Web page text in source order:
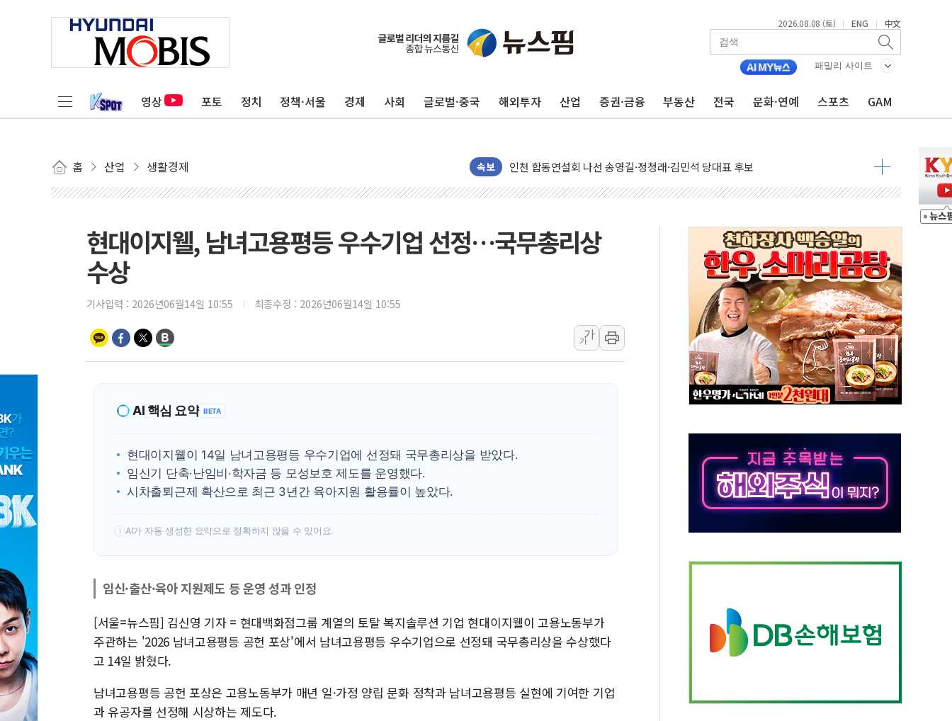
2026.08.08 (토) | ENG | 中文
패밀리 사이트
영상 포토 정치 정책·서울 경제 사회 글로벌·중국 해외투자 산업 증권·금융 부동산 전국 문화·연예 스포츠 GAM
홈 산업 생활경제 속보
울진·영덕 '호우특보'-포항 '산사태 주의보'...경북도, 호우 피해·통제구간 없어
인천 합동연설회 나선 송영길·정청래·김민석 당대표 후보
김민석, 2주차 제주·인천 경선서 정청래에 승리...47.75% vs 42.08%
[속보] 민주, 제주·인천 경선 결과 발표...김민석 47.75% 정청래 42.08%
[속보] 민주, 인천 경선 결과 발표...김민석 45.09% 정청래 43.27% 송영길 11.63%
[속보] 민주, 제주 경선 결과 발표...김민석 52.64% 정청래 39.89% 송영길 7.47%
美, 이란전 출구전략 만지작…공습 한계·탄약 부족 현실화
강릉·동해·삼척 시간당 최대 50㎜ 폭우…강원 동해안 강한 비 이어져
폐기물 수거하다 참변…60대 환경미화원 수거차에 치여 사망
서울 중랑구 주택가서 흉기 난동…60대 남성 2명 숨져
李대통령 "결혼 때문에 손해 보는 일 없게"…'결혼 페널티' 22개 과제 손본다
인천 선재도 갯벌서 해루질 중 실종 60대 나흘만에 숨진 채 발견
인천서 말다툼 중 어머니 흉기 살해 10대 아들 체포
'화합' 꺼낸 김민석에 '뻔뻔' 받아친 정청래…제주 연설서 신경전 고조
현대이지웰, 남녀고용평등 우수기업 선정…국무총리상
수상
기사입력 : 2026년06월14일 10:55 최종수정 : 2026년06월14일 10:55
가
가
AI 핵심 요약 BETA
현대이지웰이 14일 남녀고용평등 우수기업에 선정돼 국무총리상을 받았다.
임신기 단축·난임비·학자금 등 모성보호 제도를 운영했다.
시차출퇴근제 확산으로 최근 3년간 육아지원 활용률이 높았다.
! AI가 자동 생성한 요약으로 정확하지 않을 수 있어요.
임신·출산·육아 지원제도 등 운영 성과 인정
[서울=뉴스핌] 김신영 기자 = 현대백화점그룹 계열의 토탈 복지솔루션 기업 현대이지웰이 고용노동부가
주관하는 '2026 남녀고용평등 공헌 포상'에서 남녀고용평등 우수기업으로 선정돼 국무총리상을 수상했다
고 14일 밝혔다.
남녀고용평등 공헌 포상은 고용노동부가 매년 일·가정 양립 문화 정착과 남녀고용평등 실현에 기여한 기업
과 유공자를 선정해 시상하는 제도다.